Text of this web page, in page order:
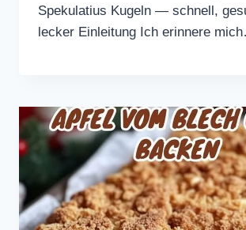
Spekulatius Kugeln — schnell,
lecker Einleitung Ich erinnere